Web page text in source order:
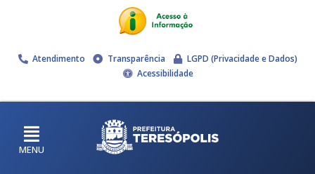
Atendimento Transparência
LGPD (Privacidade e Dados)
Acessibilidade
MENU